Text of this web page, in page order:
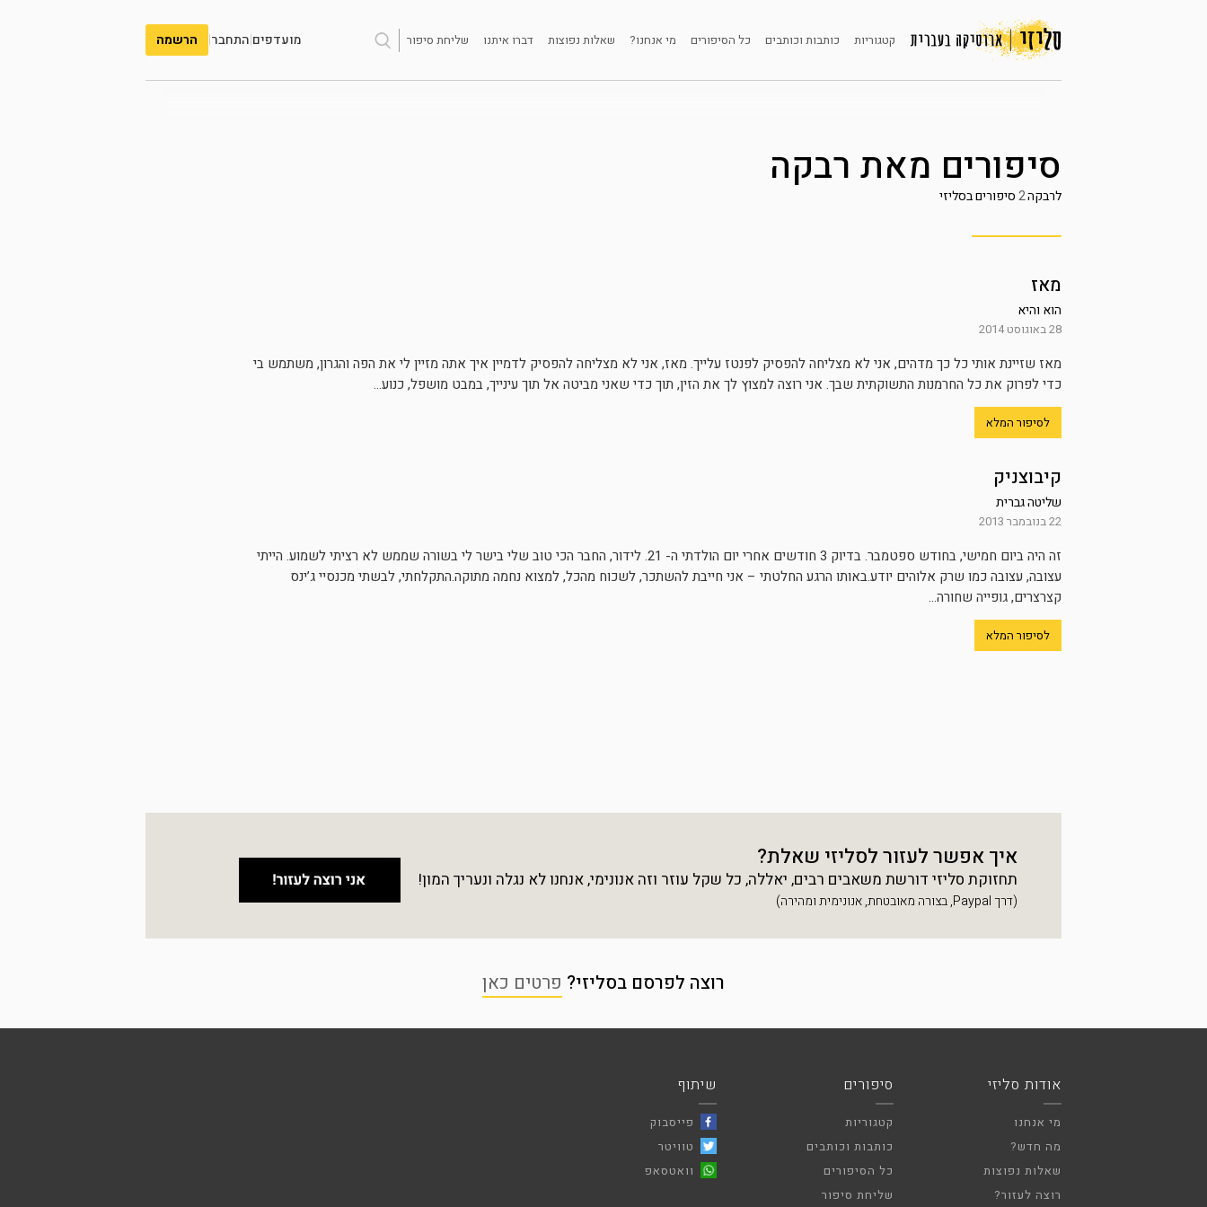
קטגוריות כותבות וכותבים כל הסיפורים מי אנחנו? שאלות נפוצות דברו איתנו שליחת סיפור מועדפים|התחבר| הרשמה
סיפורים מאת רבקה
לרבקה2סיפורים בסליזי
מאז
הוא והיא
28 באוגוסט 2014
מאז שזיינת אותי כל כך מדהים, אני לא מצליחה להפסיק לפנטז עלייך. מאז, אני לא מצליחה להפסיק לדמיין איך אתה מזיין לי את הפה והגרון, משתמש בי
כדי לפרוק את כל החרמנות התשוקתית שבך. אני רוצה למצוץ לך את הזין, תוך כדי שאני מביטה אל תוך עינייך, במבט מושפל, כנוע...
לסיפור המלא
קיבוצניק
שליטה גברית
22 בנובמבר 2013
זה היה ביום חמישי, בחודש ספטמבר. בדיוק 3 חודשים אחרי יום הולדתי ה- 21. לידור, החבר הכי טוב שלי בישר לי בשורה שממש לא רציתי לשמוע. הייתי
עצובה, עצובה כמו שרק אלוהים יודע.באותו הרגע החלטתי – אני חייבת להשתכר, לשכוח מהכל, למצוא נחמה מתוקה.התקלחתי, לבשתי מכנסיי ג’ינס
קצרצרים, גופייה שחורה...
לסיפור המלא
איך אפשר לעזור לסליזי שאלת?
תחזוקת סליזי דורשת משאבים רבים, יאללה, כל שקל עוזר וזה אנונימי, אנחנו לא נגלה ונעריך המון!
(דרך Paypal, בצורה מאובטחת, אנונימית ומהירה)
רוצה לפרסם בסליזי? פרטים כאן
אודות סליזי
מי אנחנו
מה חדש?
שאלות נפוצות
רוצה לעזור?
סיפורים
קטגוריות
כותבות וכותבים
כל הסיפורים
שליחת סיפור
שיתוף
פייסבוק
טוויטר
וואטסאפ